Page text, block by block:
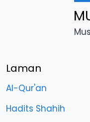
Laman
Al-Qur'an
Hadits Shahih